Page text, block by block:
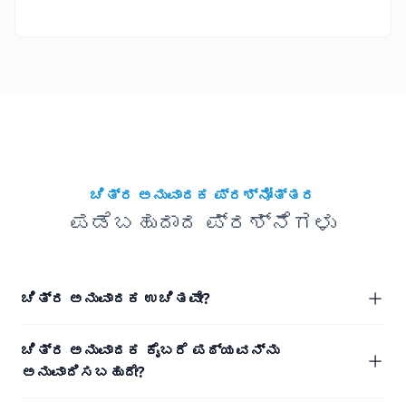
ಚಿತ್ರ ಅನುವಾದಕ ಪ್ರಶ್ನೋತ್ತರ
ಪಡೆಬಹುದಾದ ಪ್ರಶ್ನೆಗಳು
ಚಿತ್ರ ಅನುವಾದಕ ಉಚಿತವೇ?
ಚಿತ್ರ ಅನುವಾದಕ ಕೈಬರೆ ಪಠ್ಯವನ್ನು
ಅನುವಾದಿಸಬಹುದೇ?